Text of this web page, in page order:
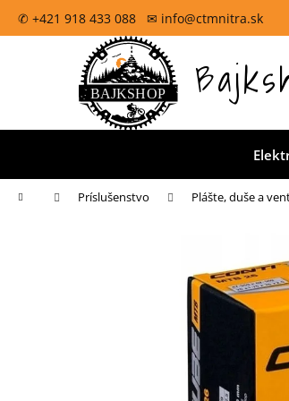
obsah
✆ +421 918 433 088 ✉ info@ctmnitra.sk
Oficiálna špecializovaná predajňa
Domov Príslušenstvo Plášte, duše a
o
obchodu